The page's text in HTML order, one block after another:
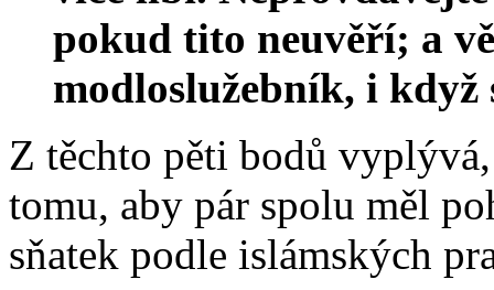
pokud tito neuvěří; a
modloslužebník, i když
Z těchto pěti bodů
tomu, aby pár spolu měl
sňatek podle islámských